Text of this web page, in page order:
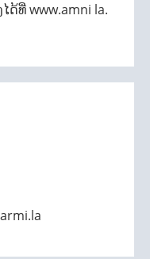
ດ້ທີ່ www.amni la.